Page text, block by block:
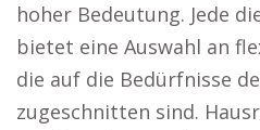
hoher Bedeutung. Jede
bietet eine Auswahl an
die auf die Bedürfnisse
zugeschnitten sind.